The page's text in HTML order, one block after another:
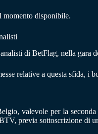
momento disponibile.
di BetFlag, nella
relative a questa sfida,
valevole per la
previa sottoscrizione di